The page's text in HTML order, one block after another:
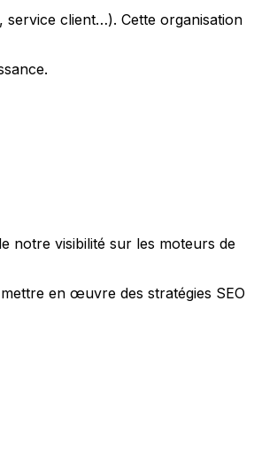
service client…). Cette organisation
notre visibilité sur les moteurs de
en œuvre des stratégies SEO